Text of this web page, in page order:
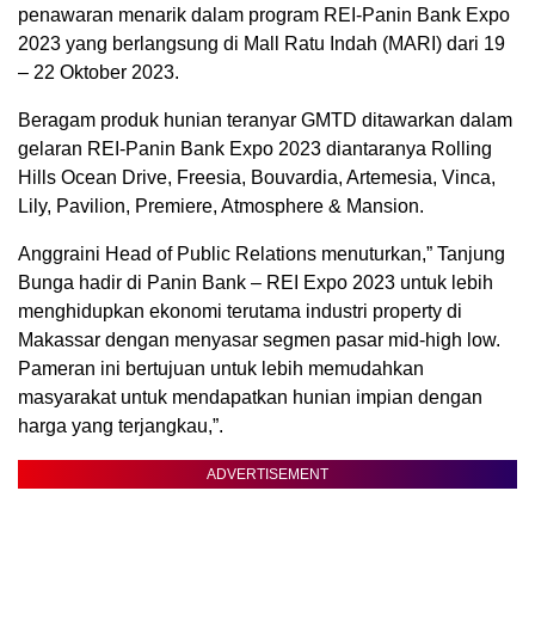
penawaran menarik dalam program REI-Panin Bank Expo
2023 yang berlangsung di Mall Ratu Indah (MARI) dari 19
– 22 Oktober 2023.
Beragam produk hunian teranyar GMTD ditawarkan dalam
gelaran REI-Panin Bank Expo 2023 diantaranya Rolling
Hills Ocean Drive, Freesia, Bouvardia, Artemesia, Vinca,
Lily, Pavilion, Premiere, Atmosphere & Mansion.
Anggraini Head of Public Relations menuturkan,” Tanjung
Bunga hadir di Panin Bank – REI Expo 2023 untuk lebih
menghidupkan ekonomi terutama industri property di
Makassar dengan menyasar segmen pasar mid-high low.
Pameran ini bertujuan untuk lebih memudahkan
masyarakat untuk mendapatkan hunian impian dengan
harga yang terjangkau,”.
ADVERTISEMENT